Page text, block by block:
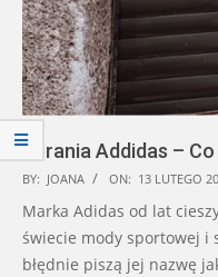
Ubrania Addidas –
2026-
02-
13
BY: JOANA ON: 13 LUTEGO
Marka Adidas od lat
świecie mody sportowej i
błędnie piszą jej nazwę